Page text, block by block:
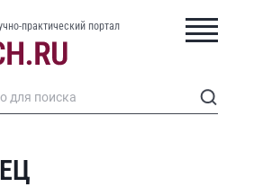
практический портал